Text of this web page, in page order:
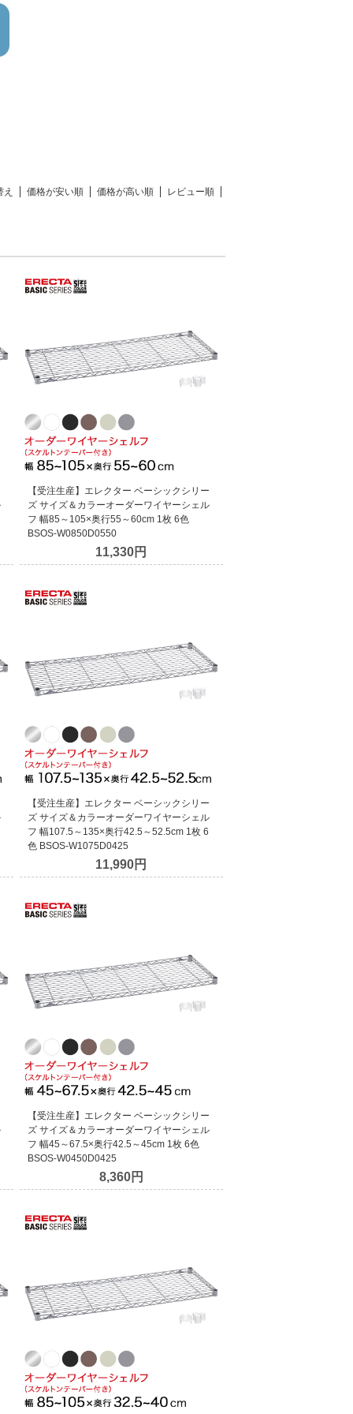
価格が安い順 価格が高い順 レビュー順
【受注生産】エレクター ベーシックシリー
ズ サイズ＆カラーオーダーワイヤーシェル
フ 幅85～105×奥行55～60cm 1枚 6色
BSOS-W0850D0550
11,330円
【受注生産】エレクター ベーシックシリー
ズ サイズ＆カラーオーダーワイヤーシェル
フ 幅107.5～135×奥行42.5～52.5cm 1枚 6
色 BSOS-W1075D0425
11,990円
【受注生産】エレクター ベーシックシリー
ズ サイズ＆カラーオーダーワイヤーシェル
フ 幅45～67.5×奥行42.5～45cm 1枚 6色
BSOS-W0450D0425
8,360円